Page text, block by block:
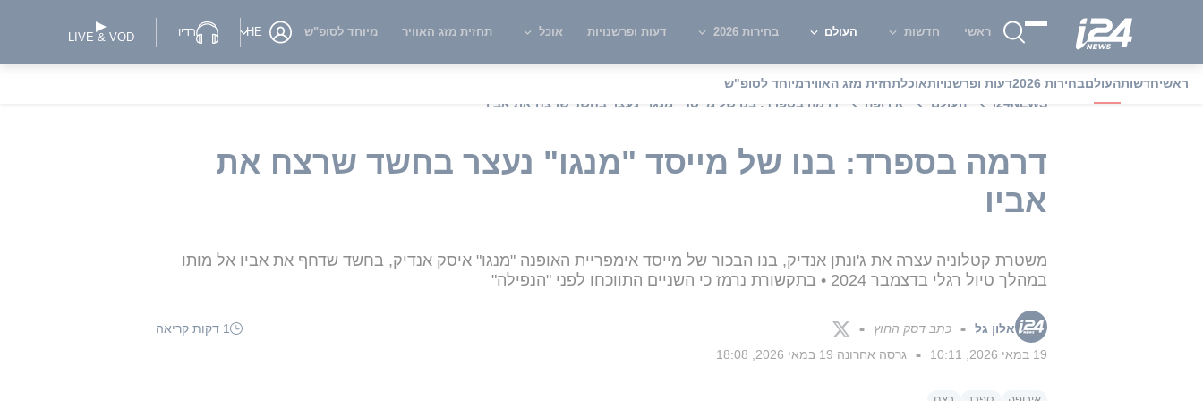
ראשי חדשות העולם בחירות 2026 דעות ופרשנויות אוכל תחזית מזג האוויר מיוחד לסופ"ש HE רדיו LIVE & VOD
ראשיחדשותהעולםבחירות 2026 דעות ופרשנויותאוכלתחזית מזג האווירמיוחד לסופ"ש
i24NEWS
העולם אירופה דרמה בספרד: בנו של מייסד "מנגו" נעצר בחשד שרצח את אביו
דרמה בספרד: בנו של מייסד "מנגו" נעצר בחשד שרצח את
אביו
משטרת קטלוניה עצרה את ג'ונתן אנדיק, בנו הבכור של מייסד אימפריית האופנה "מנגו" איסק אנדיק, בחשד שדחף את אביו אל מותו
במהלך טיול רגלי בדצמבר 2024 • בתקשורת נרמז כי השניים התווכחו לפני "הנפילה"
אלון גל ■ כתב דסק החוץ ■
1 דקות קריאה
19 במאי 2026, 10:11
■ גרסה אחרונה 19 במאי 2026, 18:08